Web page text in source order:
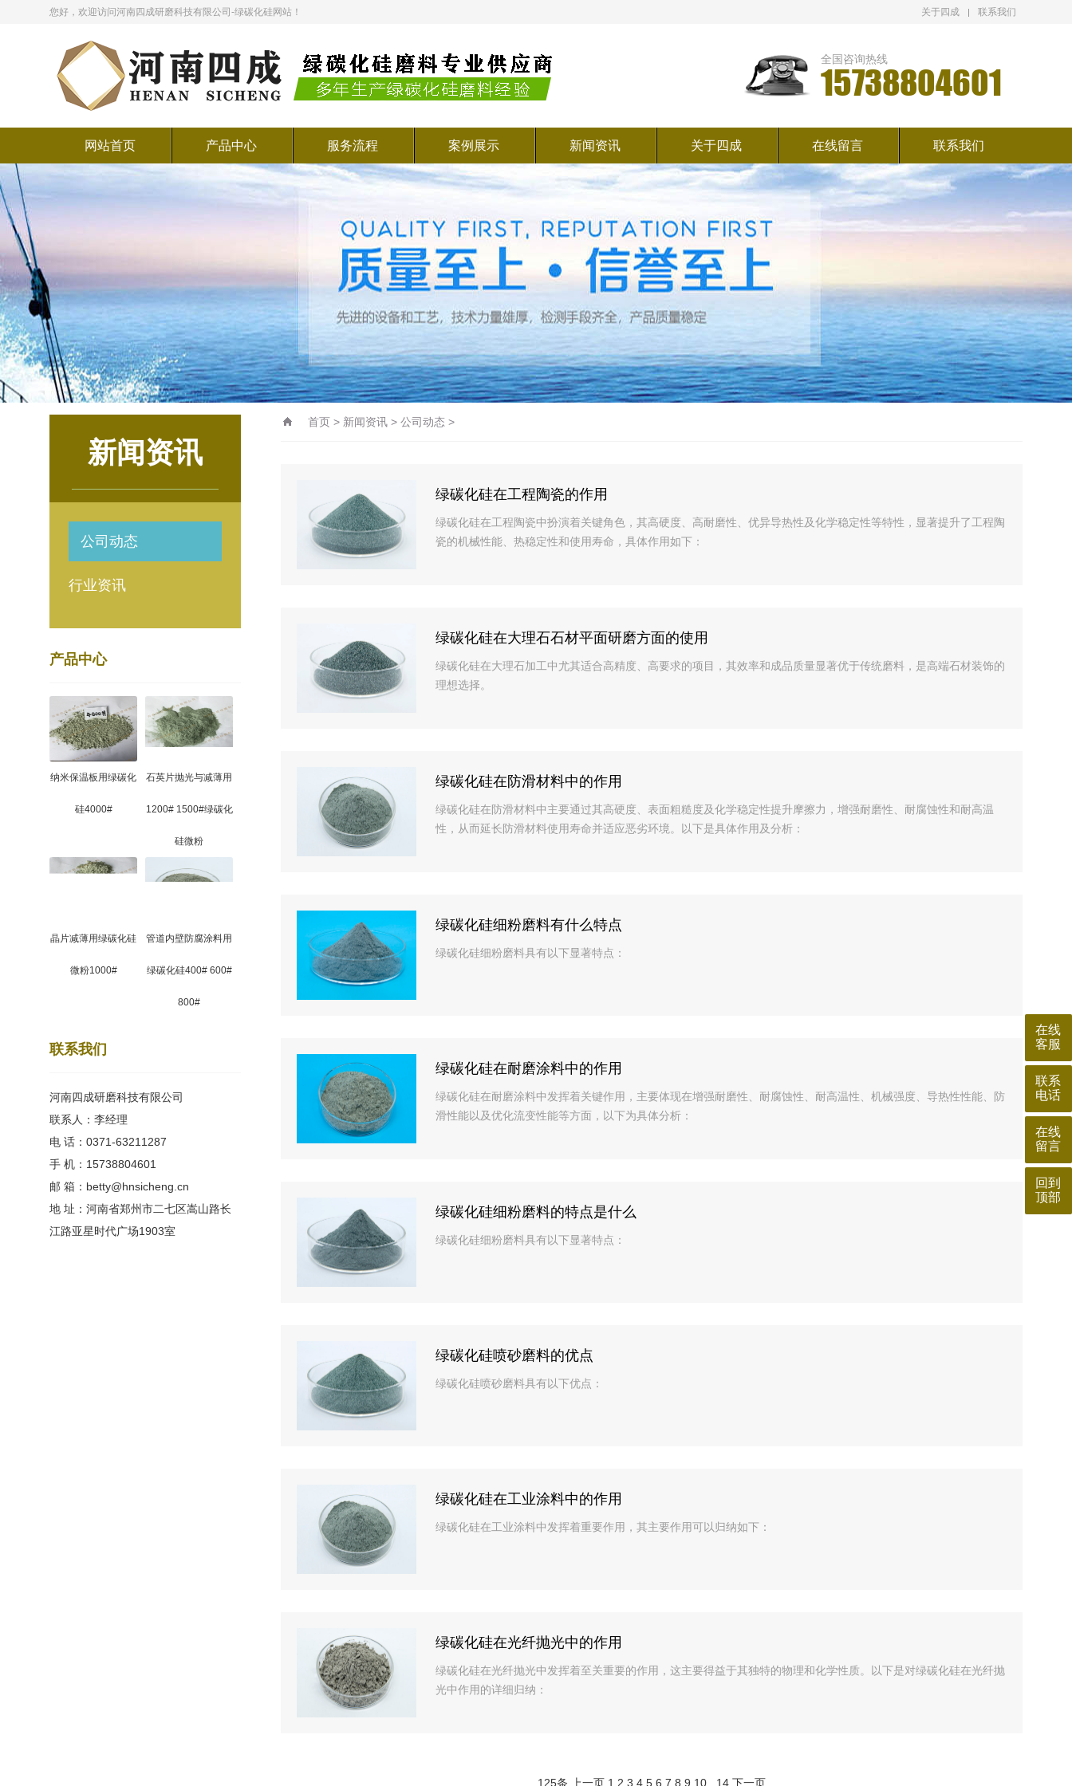
您好，欢迎访问河南四成研磨科技有限公司-绿碳化硅网站！ 关于四成 联系我们
全国咨询热线
15738804601
网站首页 产品中心 服务流程 案例展示 新闻资讯 关于四成 在线留言 联系我们
新闻资讯
公司动态
行业资讯
产品中心
纳米保温板用绿碳化
硅4000#
石英片抛光与减薄用
1200# 1500#绿碳化
硅微粉
晶片减薄用绿碳化硅
微粉1000#
管道内壁防腐涂料用
绿碳化硅400# 600#
800#
联系我们
河南四成研磨科技有限公司
联系人：李经理
电 话：0371-63211287
手 机：15738804601
邮 箱：betty@hnsicheng.cn
地 址：河南省郑州市二七区嵩山路长
江路亚星时代广场1903室
首页 > 新闻资讯 > 公司动态 >
绿碳化硅在工程陶瓷的作用
绿碳化硅在工程陶瓷中扮演着关键角色，其高硬度、高耐磨性、优异导热性及化学稳定性等特性，显著提升了工程陶
瓷的机械性能、热稳定性和使用寿命，具体作用如下：
绿碳化硅在大理石石材平面研磨方面的使用
绿碳化硅在大理石加工中尤其适合高精度、高要求的项目，其效率和成品质量显著优于传统磨料，是高端石材装饰的
理想选择。
绿碳化硅在防滑材料中的作用
绿碳化硅在防滑材料中主要通过其高硬度、表面粗糙度及化学稳定性提升摩擦力，增强耐磨性、耐腐蚀性和耐高温
性，从而延长防滑材料使用寿命并适应恶劣环境。以下是具体作用及分析：
绿碳化硅细粉磨料有什么特点
绿碳化硅细粉磨料具有以下显著特点：
绿碳化硅在耐磨涂料中的作用
绿碳化硅在耐磨涂料中发挥着关键作用，主要体现在增强耐磨性、耐腐蚀性、耐高温性、机械强度、导热性性能、防
滑性能以及优化流变性能等方面，以下为具体分析：
绿碳化硅细粉磨料的特点是什么
绿碳化硅细粉磨料具有以下显著特点：
绿碳化硅喷砂磨料的优点
绿碳化硅喷砂磨料具有以下优点：
绿碳化硅在工业涂料中的作用
绿碳化硅在工业涂料中发挥着重要作用，其主要作用可以归纳如下：
绿碳化硅在光纤抛光中的作用
绿碳化硅在光纤抛光中发挥着至关重要的作用，这主要得益于其独特的物理和化学性质。以下是对绿碳化硅在光纤抛
光中作用的详细归纳：
125条 上一页 1 2 3 4 5 6 7 8 9 10 14 下一页
在线
客服
联系
电话
在线
留言
回到
顶部